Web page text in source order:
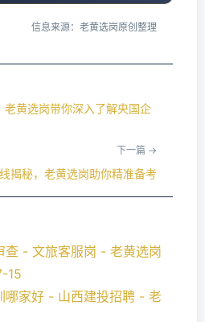
信息来源：老黄选岗原创整理
黄选岗带你深入了解央国企
下一篇 →
揭秘，老黄选岗助你精准备考
查 - 文旅客服岗 - 老黄选岗
15
哪家好 - 山西建投招聘 - 老